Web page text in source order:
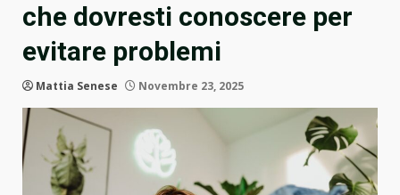
che dovresti conoscere per
evitare problemi
Mattia Senese Novembre 23, 2025